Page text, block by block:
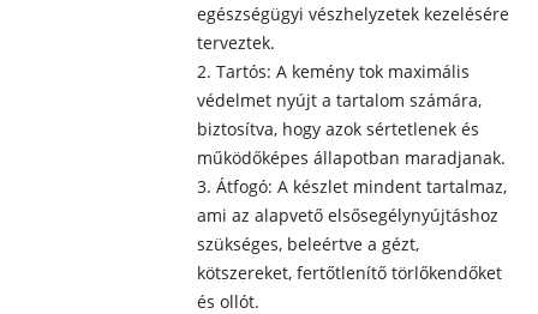
egészségügyi vészhelyzetek kezelésére
terveztek.
2. Tartós: A kemény tok maximális
védelmet nyújt a tartalom számára,
biztosítva, hogy azok sértetlenek és
működőképes állapotban maradjanak.
3. Átfogó: A készlet mindent tartalmaz,
ami az alapvető elsősegélynyújtáshoz
szükséges, beleértve a gézt,
kötszereket, fertőtlenítő törlőkendőket
és ollót.